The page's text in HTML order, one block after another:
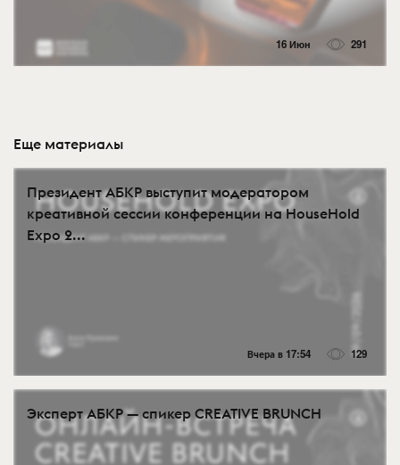
16 Июн 291
Еще материалы
Президент АБКР выступит модератором
креативной сессии конференции на HouseHold
Expo 2...
Вчера в 17:54 129
Эксперт АБКР — спикер CREATIVE BRUNCH